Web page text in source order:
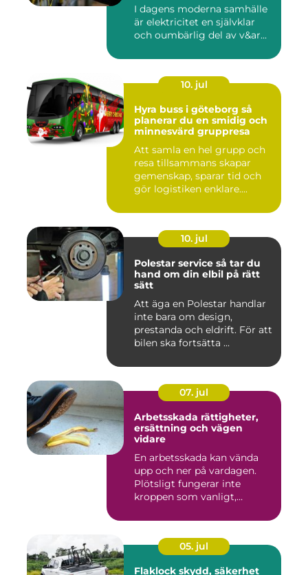
I dagens moderna samhälle
är elektricitet en självklar
och oumbärlig del av v&ar...
10. jul
Hyra buss i göteborg så
planerar du en smidig och
minnesvärd gruppresa
Att samla en hel grupp och
resa tillsammans skapar
gemenskap, sparar tid och
gör logistiken enklare....
10. jul
Polestar service så tar du
hand om din elbil på rätt
sätt
Att äga en Polestar handlar
inte bara om design,
prestanda och eldrift. För att
bilen ska fortsätta ...
07. jul
Arbetsskada rättigheter,
ersättning och vägen
vidare
En arbetsskada kan vända
upp och ner på vardagen.
Plötsligt fungerar inte
kroppen som vanligt,
05. jul
Flaklock skydd, säkerhet